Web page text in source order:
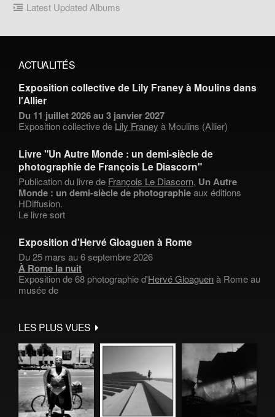
Latest Updated Albums
ACTUALITÉS
Exposition collective de Lily Franey à Moulins dans
l'Allier
Du 11 juillet 2026 au 3 janvier 2027
Exposition collective de Lily Franey à Moulins (Allier)
Livre "Un Autre Monde : un demi-siècle de
photographie de François Le Diascorn"
Publication du livre de François Le Diascorn, Un Autre
Monde : un demi-siècle de photographieaux éditions
HDiffusion.
Le livre sort
Exposition d'Hervé Gloaguen à Rome
Du 25 mars au 6 septembre 2026
À Rome la nuit
Exposition de 68 photographie d'Hervé Gloaguenà Rome au
musée de
LES PLUS VUES